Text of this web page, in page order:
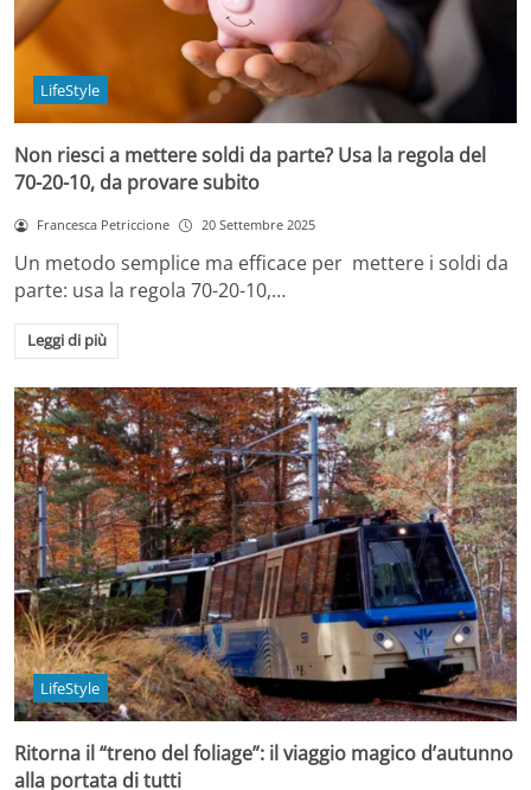
LifeStyle
Non riesci a mettere soldi da parte? Usa la regola del
70-20-10, da provare subito
Francesca Petriccione 20 Settembre 2025
Un metodo semplice ma efficace per mettere i soldi da
parte: usa la regola 70-20-10,…
Leggi di più
LifeStyle
Ritorna il “treno del foliage”: il viaggio magico d’autunno
alla portata di tutti